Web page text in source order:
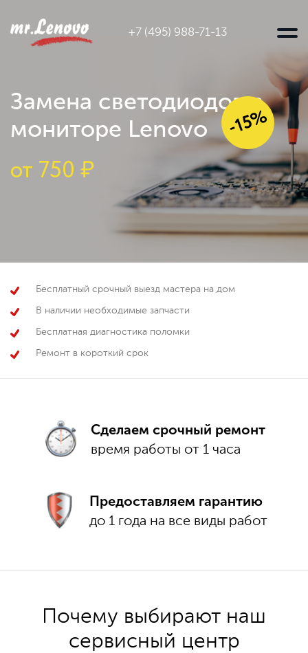
+7 (495) 988-71-13
Замена светодиодов в
мониторе Lenovo
от 750 ₽
-15%
Бесплатный срочный выезд мастера на дом
В наличии необходимые запчасти
Бесплатная диагностика поломки
Ремонт в короткий срок
Сделаем срочный ремонт
время работы от 1 часа
Предоставляем гарантию
до 1 года на все виды работ
Почему выбирают наш
сервисный центр